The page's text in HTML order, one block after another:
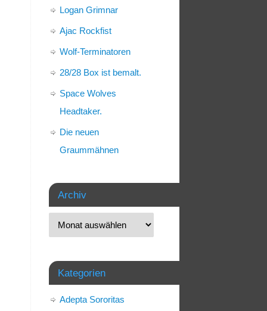
Logan Grimnar
Ajac Rockfist
Wolf-Terminatoren
28/28 Box ist bemalt.
Space Wolves
Headtaker.
Die neuen
Graummähnen
Archiv
Kategorien
Adepta Sororitas